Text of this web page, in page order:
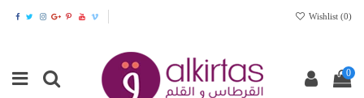
Wishlist (0)
0